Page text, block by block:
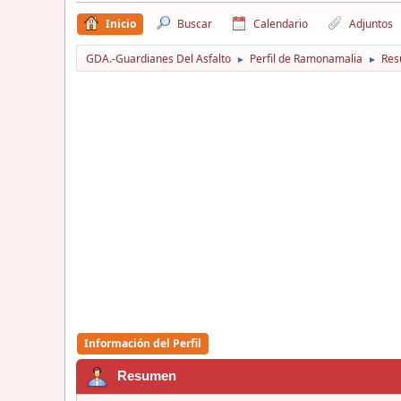
Inicio Buscar Calendario Adjuntos
GDA.-Guardianes Del Asfalto ► Perfil de Ramonamalia ►
Información del Perfil
Resumen